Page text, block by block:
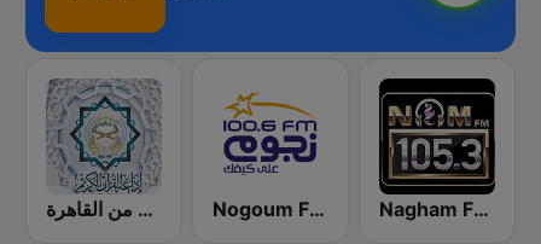
إذاعة القرآن الكريم من القاهرة Nogoum FM 100.6 (نجوم فم) Nagham FM 105.3 (نغم إف إم)